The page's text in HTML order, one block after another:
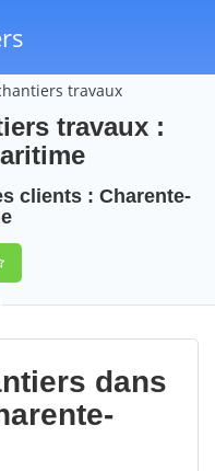
travaux
travaux :
clients : Charente-
dans